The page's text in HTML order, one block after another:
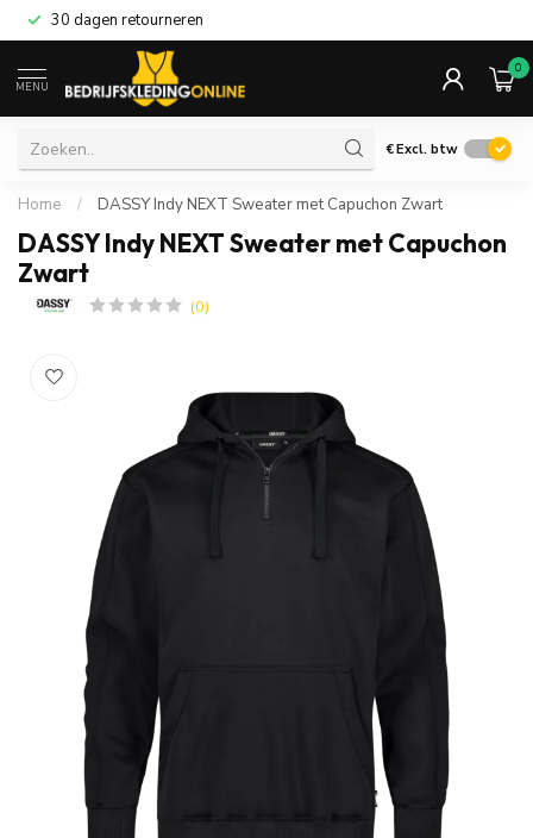
30 dagen retourneren
MENU
0
€Excl. btw
Home / DASSY Indy NEXT Sweater met Capuchon Zwart
DASSY Indy NEXT Sweater met Capuchon
Zwart
(0)